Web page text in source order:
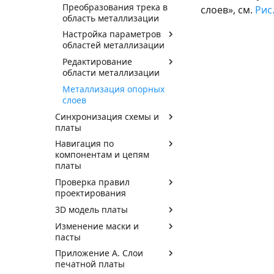
Преобразования трека в
область металлизации
Настройка параметров
областей металлизации
Редактирование
области металлизации
Металлизация опорных
слоев
Синхронизация схемы и
платы
Навигация по
компонентам и цепям
платы
Проверка правил
проектирования
3D модель платы
Изменение маски и
пасты
Приложение А. Слои
печатной платы
слоев», см.